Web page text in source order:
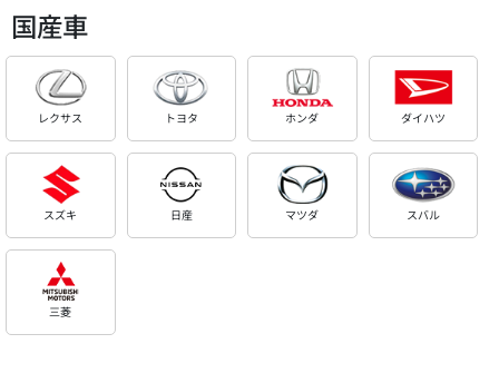
国産車
レクサス トヨタ ホンダ ダイハツ
スズキ 日産 マツダ スバル
三菱